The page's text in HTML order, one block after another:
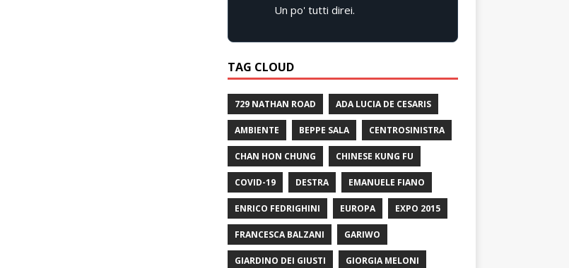
Un po' tutti direi.
TAG CLOUD
729 NATHAN ROAD ADA LUCIA DE CESARIS
AMBIENTE BEPPE SALA CENTROSINISTRA
CHAN HON CHUNG CHINESE KUNG FU
COVID-19 DESTRA EMANUELE FIANO
ENRICO FEDRIGHINI EUROPA EXPO 2015
FRANCESCA BALZANI GARIWO
GIARDINO DEI GIUSTI GIORGIA MELONI